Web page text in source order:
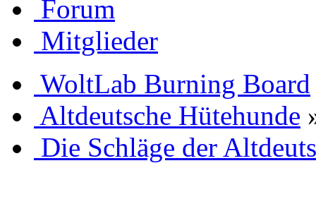
Forum
Mitglieder
WoltLab Burning Board
Altdeutsche Hütehunde
Die Schläge der